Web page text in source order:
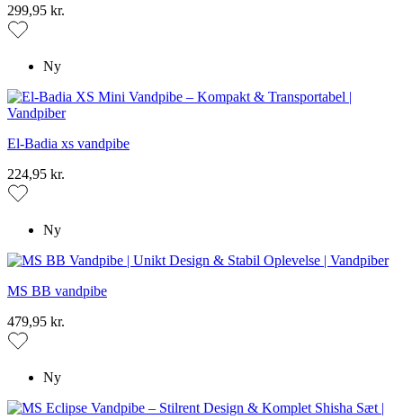
299,95 kr.
Ny
El-Badia xs vandpibe
224,95 kr.
Ny
MS BB vandpibe
479,95 kr.
Ny